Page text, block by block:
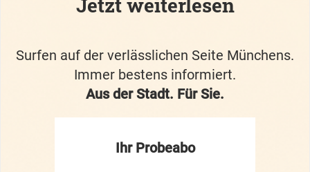
Jetzt weiterlesen
Surfen auf der verlässlichen Seite Münchens.
Immer bestens informiert.
Aus der Stadt. Für Sie.
Ihr Probeabo